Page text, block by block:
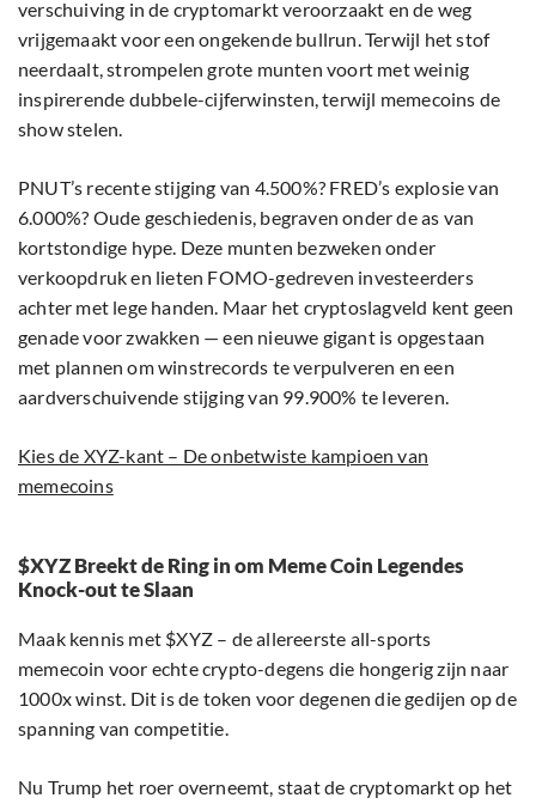
verschuiving in de cryptomarkt veroorzaakt en de weg
vrijgemaakt voor een ongekende bullrun. Terwijl het stof
neerdaalt, strompelen grote munten voort met weinig
inspirerende dubbele-cijferwinsten, terwijl memecoins de
show stelen.
PNUT’s recente stijging van 4.500%? FRED’s explosie van
6.000%? Oude geschiedenis, begraven onder de as van
kortstondige hype. Deze munten bezweken onder
verkoopdruk en lieten FOMO-gedreven investeerders
achter met lege handen. Maar het cryptoslagveld kent geen
genade voor zwakken — een nieuwe gigant is opgestaan
met plannen om winstrecords te verpulveren en een
aardverschuivende stijging van 99.900% te leveren.
Kies de XYZ-kant – De onbetwiste kampioen van
memecoins
$XYZ Breekt de Ring in om Meme Coin Legendes
Knock-out te Slaan
Maak kennis met $XYZ – de allereerste all-sports
memecoin voor echte crypto-degens die hongerig zijn naar
1000x winst. Dit is de token voor degenen die gedijen op de
spanning van competitie.
Nu Trump het roer overneemt, staat de cryptomarkt op het